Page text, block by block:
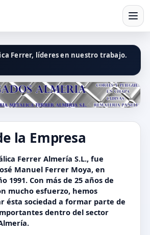
Ferrer, líderes en nuestro trabajo.
la Empresa
Ferrer Almería S.L., fue
Manuel Ferrer Moya, en
1991. Con más de 25 años de
mucho esfuerzo, hemos
ésta sociedad a formar parte de
dentro del sector